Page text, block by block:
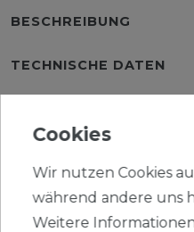
BESCHREIBUNG
TECHNISCHE DATEN
HERSTELLER
Cookies
Wir nutzen Cookies
während andere uns
Weitere